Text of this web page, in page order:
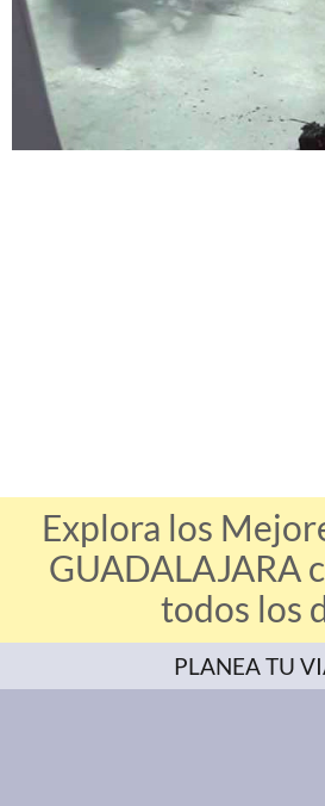
Explora los
GUADALAJARA
todos los
PLANEA TU